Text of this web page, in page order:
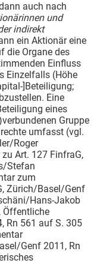
auch nach
und
indirekt
ein Aktionär eine
die Organe des
Einfluss
Einzelfalls (Höhe
]Beteiligung;
Eine
eines
Gruppe
umfasst (vgl.
Roger
Art. 127 FinfraG,
Stefan
zum
Zürich/Basel/Genf
Hans-Jakob
Öffentliche
Rn 561 auf S. 305
Genf 2011, Rn